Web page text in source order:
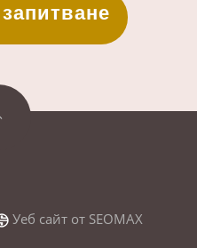
Уеб сайт от SEOMAX